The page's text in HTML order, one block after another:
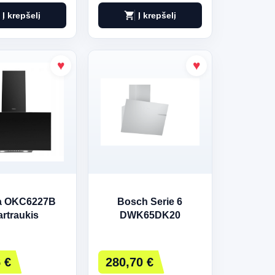
Į krepšelį shopping_cart Į krepšelį
OKC6227B
€
Bosch Serie 6
DWK65DK20
280,70 €